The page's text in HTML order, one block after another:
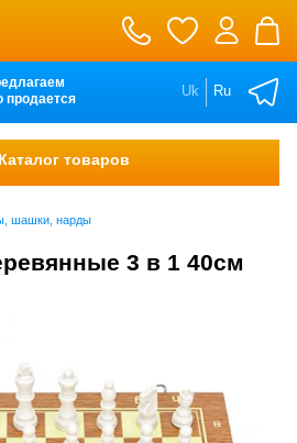
продается
Uk Ru
Каталог товаров
шашки, нарды
3 в 1 40см